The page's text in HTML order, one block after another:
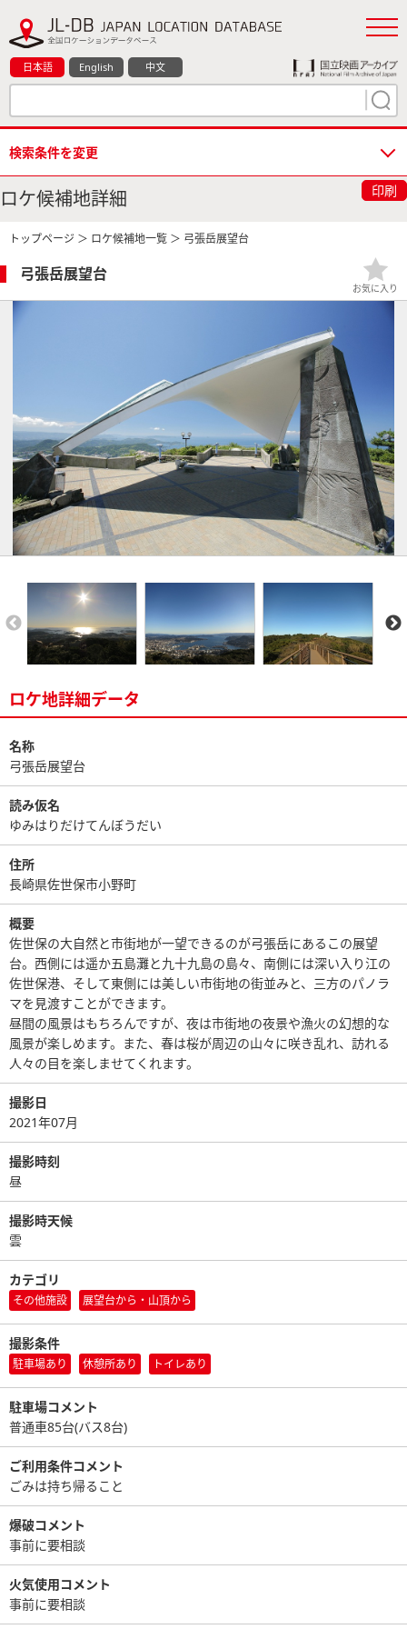
日本語 English 中文
検索条件を変更
ロケ候補地詳細 印刷
トップページ ＞ ロケ候補地一覧 ＞ 弓張岳展望台
弓張岳展望台
お気に入り
ロケ地詳細データ
名称
弓張岳展望台
読み仮名
ゆみはりだけてんぼうだい
住所
長崎県佐世保市小野町
概要
佐世保の大自然と市街地が一望できるのが弓張岳にあるこの展望
台。西側には遥か五島灘と九十九島の島々、南側には深い入り江の
佐世保港、そして東側には美しい市街地の街並みと、三方のパノラ
マを見渡すことができます。
昼間の風景はもちろんですが、夜は市街地の夜景や漁火の幻想的な
風景が楽しめます。また、春は桜が周辺の山々に咲き乱れ、訪れる
人々の目を楽しませてくれます。
撮影日
2021年07月
撮影時刻
昼
撮影時天候
雲
カテゴリ
その他施設 展望台から・山頂から
撮影条件
駐車場あり 休憩所あり トイレあり
駐車場コメント
普通車85台(バス8台)
ご利用条件コメント
ごみは持ち帰ること
爆破コメント
事前に要相談
火気使用コメント
事前に要相談